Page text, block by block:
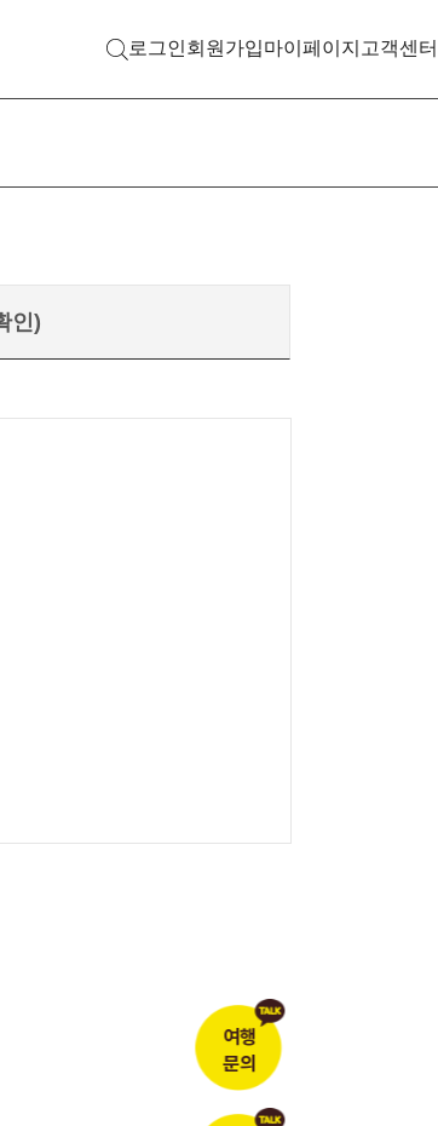
검색 열기 로그인회원가입마이페이지 고객센터
인)
여행
문의